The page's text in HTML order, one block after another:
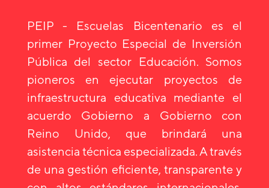
PEIP - Escuelas Bicentenario es el
primer Proyecto Especial de Inversión
Pública del sector Educación. Somos
pioneros en ejecutar proyectos de
infraestructura educativa mediante el
acuerdo Gobierno a Gobierno con
Reino Unido, que brindará una
asistencia técnica especializada. A través
de una gestión eficiente, transparente y